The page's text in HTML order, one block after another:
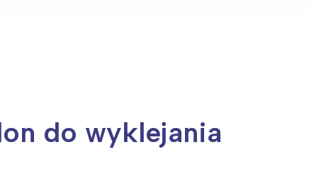
do wyklejania